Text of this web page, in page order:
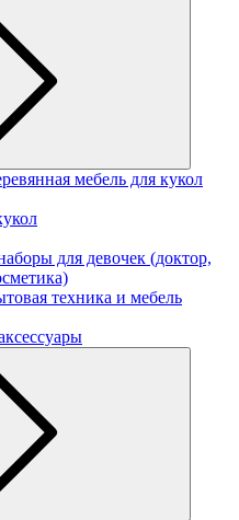
мебель для кукол
для девочек (доктор,
техника и мебель